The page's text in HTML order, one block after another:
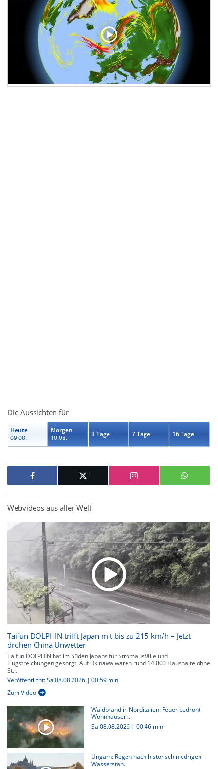
Die Aussichten für
Heute
09.08.
Morgen
10.08.
3 Tage 7 Tage 16 Tage
Webvideos aus aller Welt
Taifun DOLPHIN trifft Japan mit bis zu 215 km/h – Jetzt
drohen China Unwetter
Taifun DOLPHIN hat im Süden Japans für Stromausfälle und
Flugstreichungen gesorgt. Auf Okinawa waren rund 14.000 Haushalte ohne
St...
Veröffentlicht: Sa 08.08.2026 | 00:59 min
Zum Video
Waldbrand in Norditalien: Feuer bedroht
Wohnhäuser...
Sa 08.08.2026 | 00:46 min
Ungarn: Regen nach historisch niedrigen
Wasserstän...